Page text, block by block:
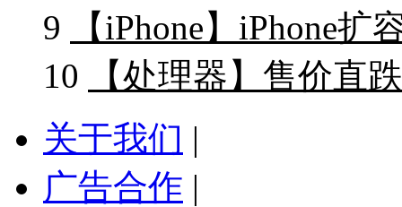
9
【iPhone】iPhone
10
【处理器】售价直
关于我们 |
广告合作 |